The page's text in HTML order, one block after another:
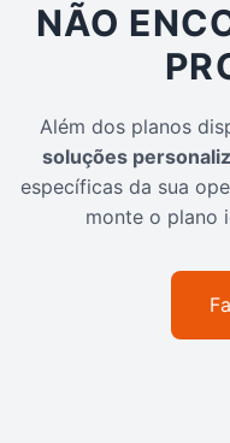
NÃO
Além dos planos
soluções
específicas da sua
monte o plano